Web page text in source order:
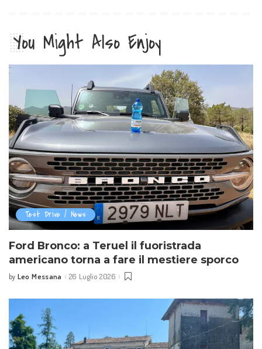
You Might Also Enjoy
Test Drive / News
Ford Bronco: a Teruel il fuoristrada
americano torna a fare il mestiere sporco
Posted
by Leo Messana 26 Luglio 2026